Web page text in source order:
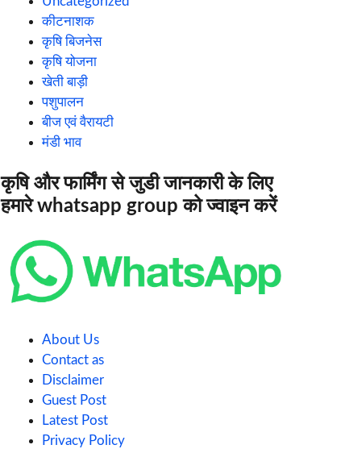
कीटनाशक
कृषि बिजनेस
कृषि योजना
खेती बाड़ी
पशुपालन
बीज एवं वैरायटी
मंडी भाव
कृषि और फार्मिंग से जुडी जानकारी के लिए
हमारे whatsapp group को ज्वाइन करें
About Us
Contact as
Disclaimer
Guest Post
Latest Post
Privacy Policy